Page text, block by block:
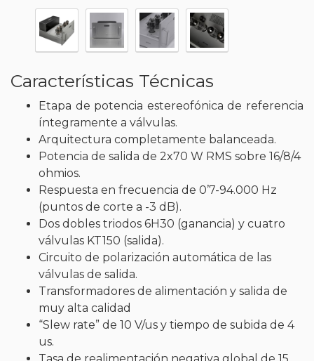
Características Técnicas
Etapa de potencia estereofónica de referencia
íntegramente a válvulas.
Arquitectura completamente balanceada.
Potencia de salida de 2x70 W RMS sobre 16/8/4
ohmios.
Respuesta en frecuencia de 0’7-94.000 Hz
(puntos de corte a -3 dB).
Dos dobles triodos 6H30 (ganancia) y cuatro
válvulas KT150 (salida).
Circuito de polarización automática de las
válvulas de salida.
Transformadores de alimentación y salida de
muy alta calidad
“Slew rate” de 10 V/us y tiempo de subida de 4
us.
Tasa de realimentación negativa global de 15